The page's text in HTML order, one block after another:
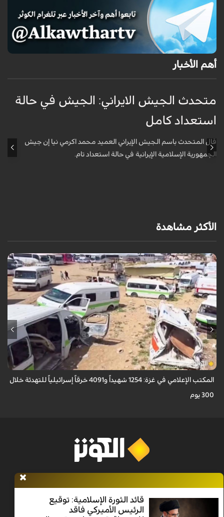
أهم الأخبار
متحدث الجيش الايراني: الجيش في حالة
استعداد كامل
قال المتحدث باسم الجيش الإيراني العميد محمد اكرمي نيا إن جيش
الجمهورية الإسلامية الإيرانية في حالة استعداد تام.
الأكثر مشاهدة
أعلن المكتب الإعلامي الحكومي في غزة ارتكاب الاحتلال الإسرائيلي أكثر من 4,091
خرقاً وانتهاكاً لاتفاق "وقف إطلاق النار" الممتد منذ 300 يوم، ما أسفر عن ...
المكتب الإعلامي في غزة: 1254 شهيداً و4091 خرقاً إسرائيلياً للتهدئة خلال
300 يوم
قائد الثورة الإسلامية: توقيع
الرئيس الأميركي فاقد